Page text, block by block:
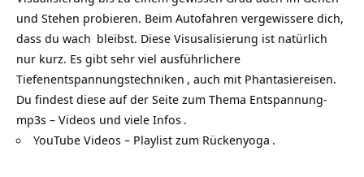
und Stehen probieren. Beim Autofahren vergewissere dich,
dass du wach bleibst. Diese Visusalisierung ist natürlich
nur kurz. Es gibt sehr viel ausführlichere
Tiefenentspannungstechniken , auch mit Phantasiereisen.
Du findest diese auf der Seite zum Thema Entspannung-
mp3s – Videos und viele Infos .
YouTube Videos – Playlist zum Rückenyoga .